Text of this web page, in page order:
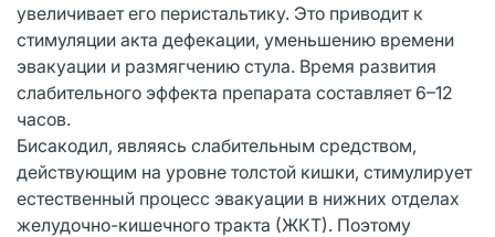
увеличивает его перистальтику. Это приводит к
стимуляции акта дефекации, уменьшению времени
эвакуации и размягчению стула. Время развития
слабительного эффекта препарата составляет 6–12
часов.
Бисакодил, являясь слабительным средством,
действующим на уровне толстой кишки, стимулирует
естественный процесс эвакуации в нижних отделах
желудочно-кишечного тракта (ЖКТ). Поэтому